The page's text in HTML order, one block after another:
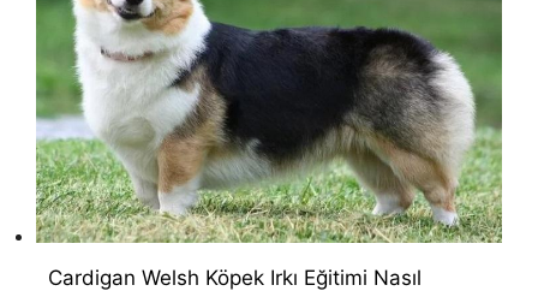
Cardigan Welsh Köpek Irkı Eğitimi Nasıl